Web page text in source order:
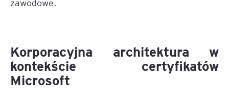
Korporacyjna architektura w
kontekście certyfikatów
Microsoft